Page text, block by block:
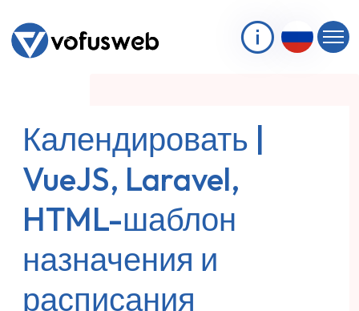
Календировать |
VueJS, Laravel,
HTML-шаблон
назначения и
расписания